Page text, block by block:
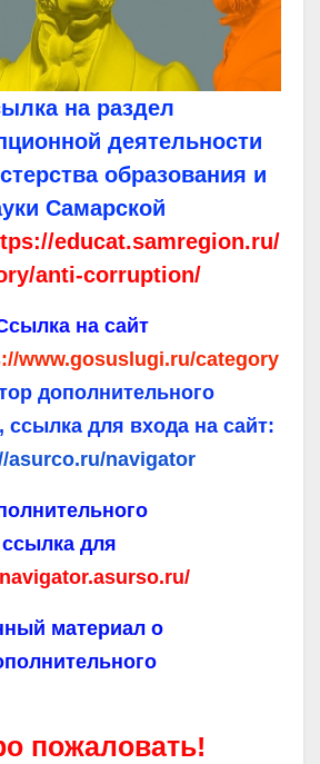
на раздел
деятельности
образования и
Самарской
educat.samregion.ru/
anti-corruption/
на сайт
www.gosuslugi.ru/category
дополнительного
ссылка для входа на сайт:
asurco.ru/navigator
для
материал о
пожаловать!